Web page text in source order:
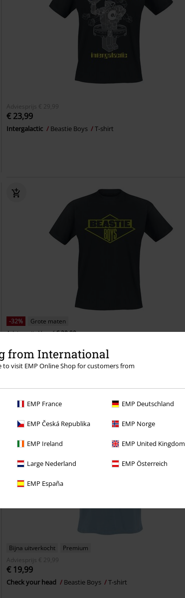
from International
to visit EMP Online Shop for customers from
EMP France EMP Deutschland
EMP Česká Republika EMP Norge
EMP Ireland EMP United Kingdom
Large Nederland EMP Österreich
EMP España
Adviesprijs € 29,99
€ 23,99
Intergalactic Beastie Boys T-shirt
-32%
Grote maten
AdviesprijsVanaf€ 29,99
Logo Beastie Boys T-shirt
Bijna uitverkocht
Premium
Adviesprijs
€ 29,99
€ 19,99
Check your head Beastie Boys T-shirt